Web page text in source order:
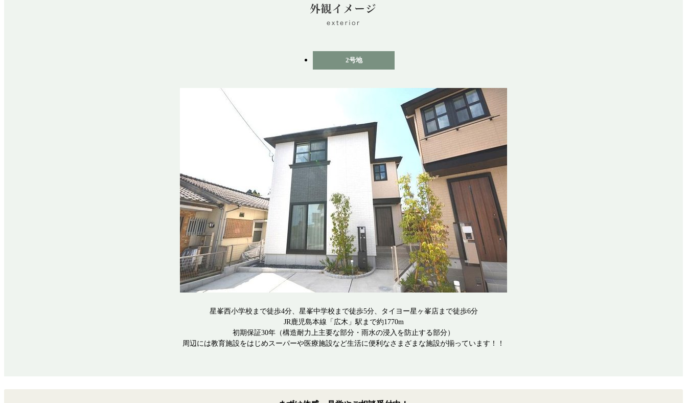
2号地
星峯西小学校まで徒歩4分、星峯中学校まで徒歩5分、タイヨー星ヶ峯店まで徒歩6分
JR鹿児島本線「広木」駅まで約1770m
初期保証30年（構造耐力上主要な部分・雨水の浸入を防止する部分）
周辺には教育施設をはじめスーパーや医療施設など生活に便利なさまざまな施設が揃っています！！